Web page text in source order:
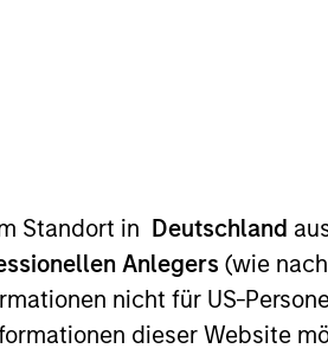
Standort in Deutschland
Anlegers (wie
nicht für US-
dieser Website